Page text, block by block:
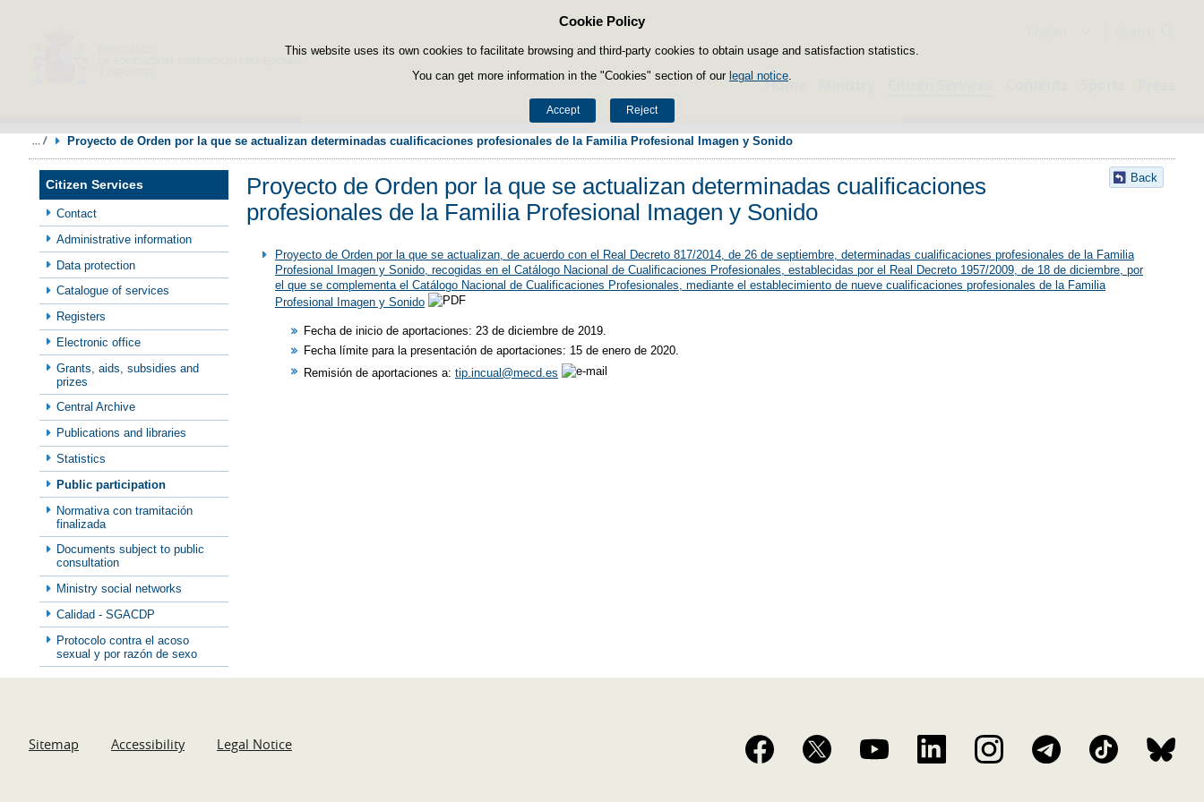
Cookie Policy
This website uses its own cookies to facilitate browsing and third-party cookies to obtain usage and satisfaction statistics.
You can get more information in the "Cookies" section of our legal notice
Accept Reject
Skip to content
Home
Proyecto de Orden por la que se actualizan determinadas cualificaciones profesionales de la Familia Profesional Imagen y Sonido
Citizen Services
Contact
Administrative information
Data protection
Catalogue of services
Registers
Electronic office
Grants, aids, subsidies and
prizes
Central Archive
Publications and libraries
Statistics
Public participation
Normativa con tramitación
finalizada
Documents subject to public
consultation
Ministry social networks
Calidad - SGACDP
Protocolo contra el acoso
sexual y por razón de sexo
Back
Proyecto de Orden por la que se actualizan determinadas cualificaciones
profesionales de la Familia Profesional Imagen y Sonido
Proyecto de Orden por la que se actualizan, de acuerdo con el Real Decreto 817/2014, de 26 de septiembre, determinadas cualificaciones profesionales de la Familia
Profesional Imagen y Sonido, recogidas en el Catálogo Nacional de Cualificaciones Profesionales, establecidas por el Real Decreto 1957/2009, de 18 de diciembre, por
el que se complementa el Catálogo Nacional de Cualificaciones Profesionales, mediante el establecimiento de nueve cualificaciones profesionales de la Familia
Profesional Imagen y Sonido
Fecha de inicio de aportaciones: 23 de diciembre de 2019.
Fecha límite para la presentación de aportaciones: 15 de enero de 2020.
Remisión de aportaciones a: tip.incual@mecd.es
Sitemap Accessibility Legal Notice